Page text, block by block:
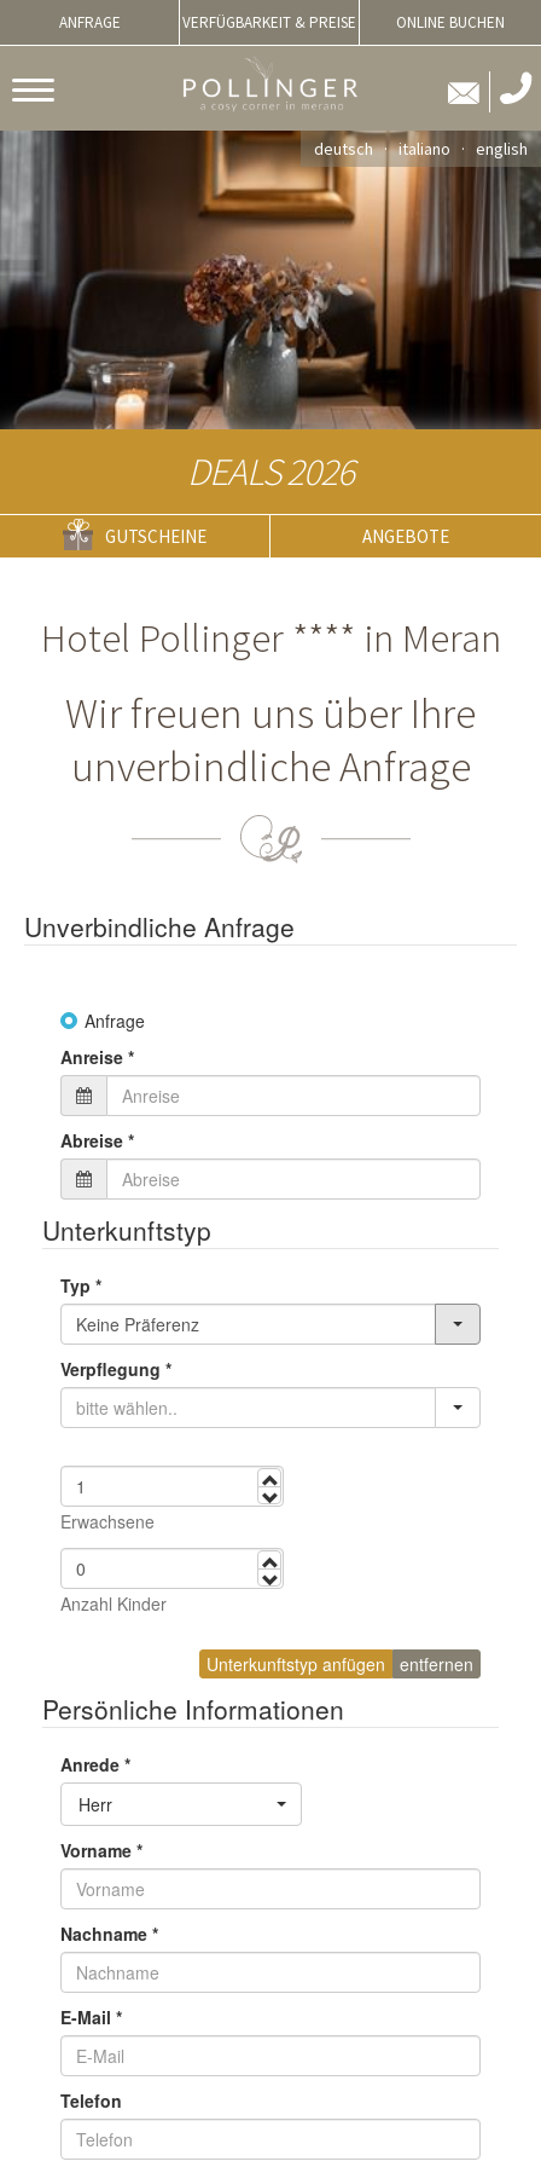
ANFRAGE VERFÜGBARKEIT & PREISE ONLINE BUCHEN
deutsch italiano english
DEALS 2026
GUTSCHEINE ANGEBOTE
Hotel Pollinger **** in Meran
Wir freuen uns über Ihre
unverbindliche Anfrage
Unverbindliche Anfrage
Anfrage
Anreise *
Abreise *
Unterkunftstyp
Typ *
Verpflegung *
mehr
weniger
Erwachsene
mehr
weniger
Anzahl Kinder
Unterkunftstyp anfügen entfernen
Persönliche Informationen
Anrede *
HerrToggle Dropdown
Vorname *
Nachname *
E-Mail *
Telefon